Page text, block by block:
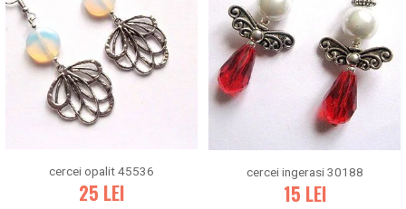
cercei opalit 45536
25 LEI
cercei ingerasi 30188
15 LEI